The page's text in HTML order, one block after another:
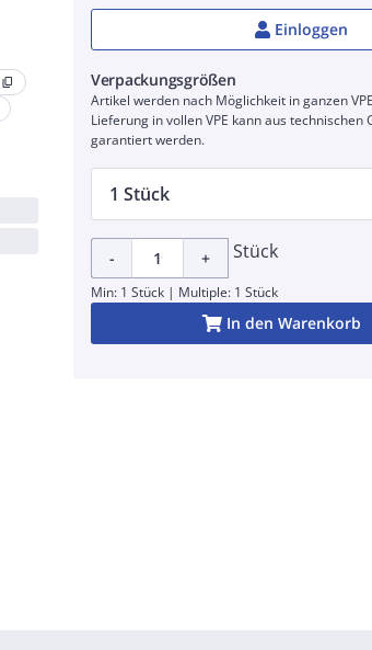
content_copy
Einloggen
Verpackungsgrößen
Artikel werden nach Möglichkeit in ganzen
Lieferung in vollen VPE kann aus technischen
garantiert werden.
1 Stück
- + Stück
Min: 1 Stück | Multiple: 1 Stück
In den Warenkorb